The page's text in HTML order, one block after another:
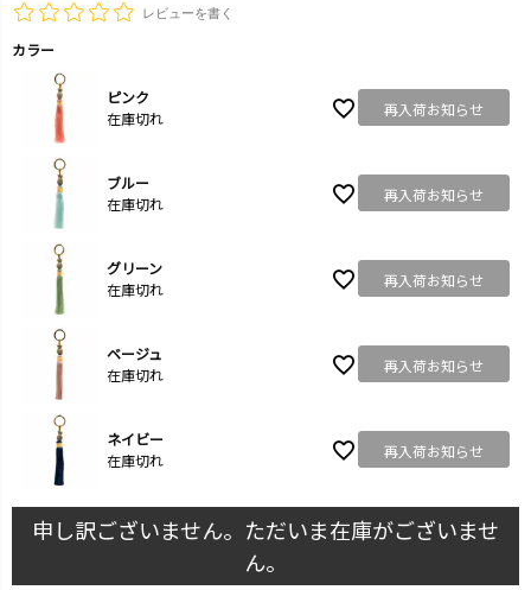
レビューを書く
カラー
ピンク
在庫切れ
再入荷お知らせ
ブルー
在庫切れ
再入荷お知らせ
グリーン
在庫切れ
再入荷お知らせ
ベージュ
在庫切れ
再入荷お知らせ
ネイビー
在庫切れ
再入荷お知らせ
申し訳ございません。ただいま在庫がございませ
ん。